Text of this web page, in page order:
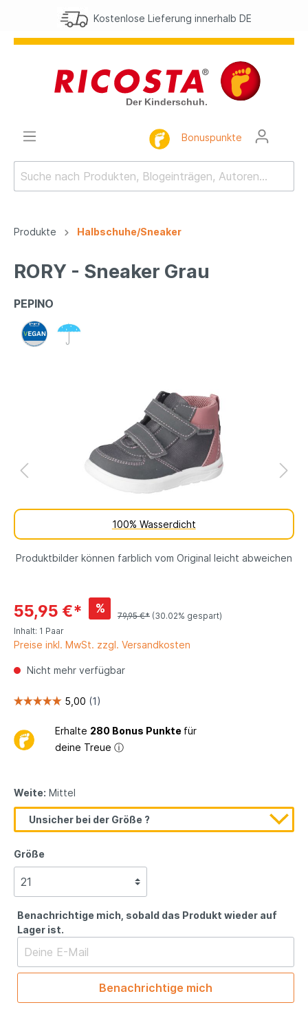
Kostenlose Lieferung innerhalb DE
Bonuspunkte
Produkte Halbschuhe/Sneaker
RORY - Sneaker Grau
PEPINO
100% Wasserdicht
Produktbilder können farblich vom Original leicht abweichen
55,95 €* %
79,95 €* (30.02% gespart)
Inhalt: 1 Paar
Preise inkl. MwSt. zzgl. Versandkosten
Nicht mehr verfügbar
Erhalte 280 Bonus Punkte für
deine Treue ⓘ
Weite: Mittel
Unsicher bei der Größe ?
Größe
Benachrichtige mich, sobald das Produkt wieder auf
Lager ist.
Benachrichtige mich